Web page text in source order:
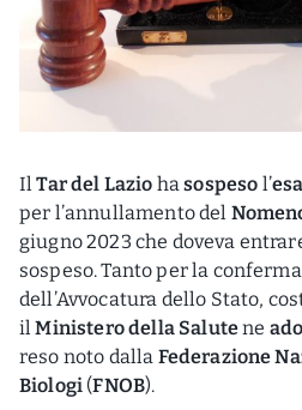
IlTar del Lazio hasospeso l’
per l’annullamento del
giugno 2023 che doveva
sospeso. Tanto per la
dell’Avvocatura dello Stato,
ilMinistero della Salutene
reso noto dalla Federazione
Biologi (FNOB).